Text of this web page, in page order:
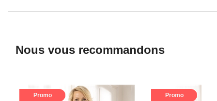
Nous vous recommandons
Promo Promo